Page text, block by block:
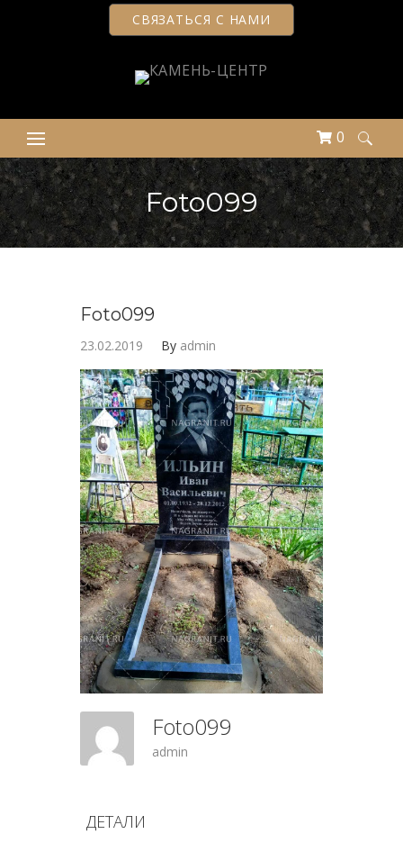
СВЯЗАТЬСЯ С НАМИ
0
Найти:
Foto099
Foto099
23.02.2019 By admin
Foto099
admin
ДЕТАЛИ